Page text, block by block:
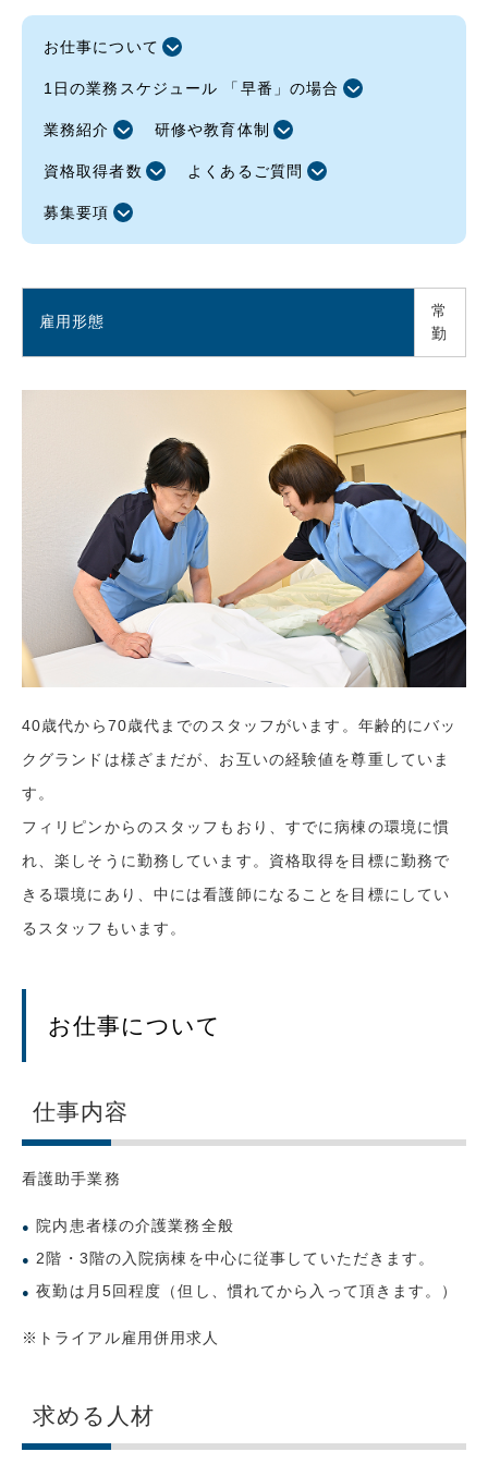
お仕事について
1日の業務スケジュール 「早番」の場合
業務紹介 研修や教育体制
資格取得者数 よくあるご質問
募集要項
雇用形態
常
勤
40歳代から70歳代までのスタッフがいます。年齢的にバッ
クグランドは様ざまだが、お互いの経験値を尊重していま
す。
フィリピンからのスタッフもおり、すでに病棟の環境に慣
れ、楽しそうに勤務しています。資格取得を目標に勤務で
きる環境にあり、中には看護師になることを目標にしてい
るスタッフもいます。
お仕事について
仕事内容
看護助手業務
院内患者様の介護業務全般
2階・3階の入院病棟を中心に従事していただきます。
夜勤は月5回程度（但し、慣れてから入って頂きます。）
トライアル雇用併用求人
求める人材